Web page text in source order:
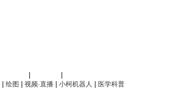
绘图 视频·直播 小柯机器人 医学科普